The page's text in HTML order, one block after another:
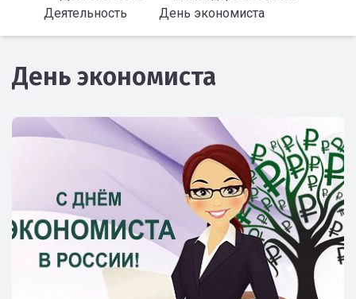
Деятельность
День экономиста
День экономиста